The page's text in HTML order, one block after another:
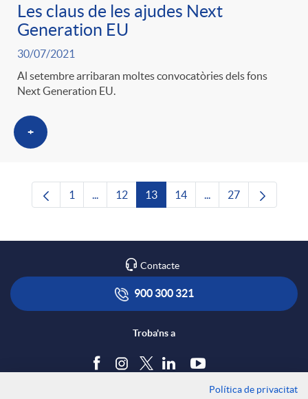
Les claus de les ajudes Next
Generation EU
30/07/2021
Al setembre arribaran moltes convocatòries dels fons
Next Generation EU.
+
Pàgina
1 ...Pàgines intermèdies Utilitzeu TAB per
Pàgina
12 Pàgina
13 Pàgina
14 ...Pàgines intermèdies
Pàgina
27
Contacte
900 300 321
Troba'ns a
Política de privacitat